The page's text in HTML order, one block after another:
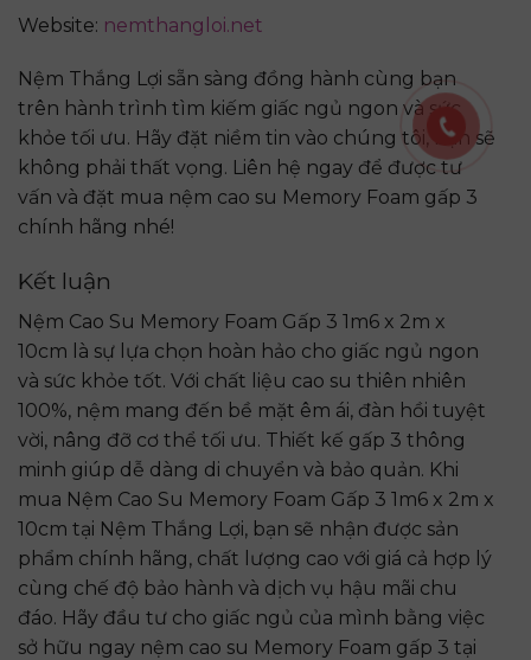
Website: nemthangloi.net
Nệm Thắng Lợi sẵn sàng đồng hành cùng bạn
trên hành trình tìm kiếm giấc ngủ ngon và sức
khỏe tối ưu. Hãy đặt niềm tin vào chúng tôi, bạn sẽ
không phải thất vọng. Liên hệ ngay để được tư
vấn và đặt mua nệm cao su Memory Foam gấp 3
chính hãng nhé!
Kết luận
Nệm Cao Su Memory Foam Gấp 3 1m6 x 2m x
10cm là sự lựa chọn hoàn hảo cho giấc ngủ ngon
và sức khỏe tốt. Với chất liệu cao su thiên nhiên
100%, nệm mang đến bề mặt êm ái, đàn hồi tuyệt
vời, nâng đỡ cơ thể tối ưu. Thiết kế gấp 3 thông
minh giúp dễ dàng di chuyển và bảo quản. Khi
mua Nệm Cao Su Memory Foam Gấp 3 1m6 x 2m x
10cm tại Nệm Thắng Lợi, bạn sẽ nhận được sản
phẩm chính hãng, chất lượng cao với giá cả hợp lý
cùng chế độ bảo hành và dịch vụ hậu mãi chu
đáo. Hãy đầu tư cho giấc ngủ của mình bằng việc
sở hữu ngay nệm cao su Memory Foam gấp 3 tại